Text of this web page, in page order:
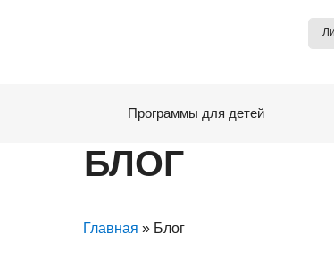
Программы для детей
БЛОГ
Главная » Блог